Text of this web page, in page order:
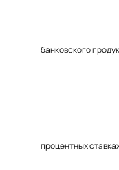
банковского
процентных